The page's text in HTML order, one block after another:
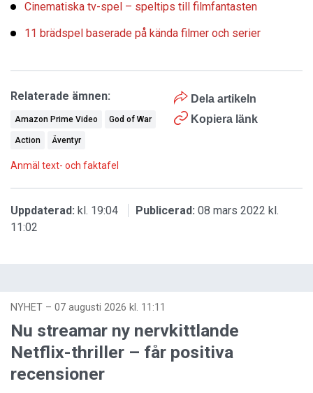
Cinematiska tv-spel – speltips till filmfantasten
11 brädspel baserade på kända filmer och serier
Dela artikeln
Kopiera länk
Relaterade ämnen:
Amazon Prime Video God of War
Action Äventyr
Anmäl text- och faktafel
Uppdaterad: kl. 19:04 Publicerad: 08 mars 2022 kl.
11:02
NYHET – 07 augusti 2026 kl. 11:11
Nu streamar ny nervkittlande
Netflix-thriller – får positiva
recensioner